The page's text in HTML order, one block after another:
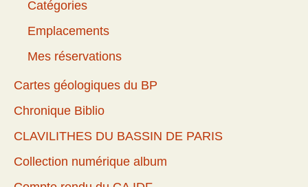
Catégories
Emplacements
Mes réservations
Cartes géologiques du BP
Chronique Biblio
CLAVILITHES DU BASSIN DE PARIS
Collection numérique album